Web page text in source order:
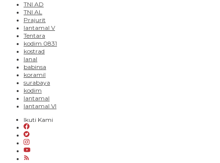
TNI AD
TNI AL
Prajurit
lantamal V
Tentara
kodim 0831
kostrad
lanal
babinsa
koramil
surabaya
kodim
lantamal
lantamal VI
Ikuti Kami